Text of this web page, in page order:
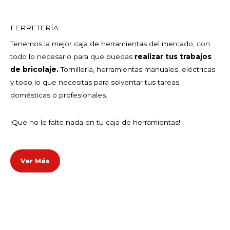
FERRETERÍA
Tenemos la mejor caja de herramientas del mercado, con
todo lo necesario para que puedas realizar tus trabajos
de bricolaje.Tornillería, herramientas manuales, eléctricas
y todo lo que necesitas para solventar tus tareas
domésticas o profesionales.
¡Que no le falte nada en tu caja de herramientas!
Ver Más